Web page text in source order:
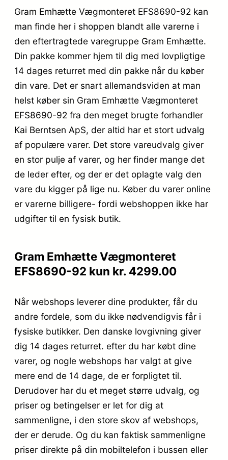
Gram Emhætte Vægmonteret EFS8690-92 kan
man finde her i shoppen blandt alle varerne i
den eftertragtede varegruppe Gram Emhætte.
Din pakke kommer hjem til dig med lovpligtige
14 dages returret med din pakke når du køber
din vare. Det er snart allemandsviden at man
helst køber sin Gram Emhætte Vægmonteret
EFS8690-92 fra den meget brugte forhandler
Kai Berntsen ApS, der altid har et stort udvalg
af populære varer. Det store vareudvalg giver
en stor pulje af varer, og her finder mange det
de leder efter, og der er det oplagte valg den
vare du kigger på lige nu. Køber du varer online
er varerne billigere- fordi webshoppen ikke har
udgifter til en fysisk butik.
Gram Emhætte Vægmonteret
EFS8690-92 kun kr. 4299.00
Når webshops leverer dine produkter, får du
andre fordele, som du ikke nødvendigvis får i
fysiske butikker. Den danske lovgivning giver
dig 14 dages returret. efter du har købt dine
varer, og nogle webshops har valgt at give
mere end de 14 dage, de er forpligtet til.
Derudover har du et meget større udvalg, og
priser og betingelser er let for dig at
sammenligne, i den store skov af webshops,
der er derude. Og du kan faktisk sammenligne
priser direkte på din mobiltelefon i bussen eller